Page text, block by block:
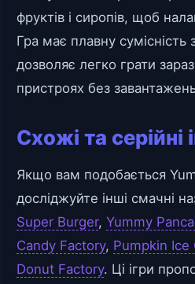
фруктів і сиропів, щоб
Гра має плавну
дозволяє легко грати
пристроях без
Схожі та серійні
Якщо вам подобається
досліджуйте інші смачні
Super Burger, Yummy
Candy Factory, Pumpkin Ice
Donut Factory. Ці ігри